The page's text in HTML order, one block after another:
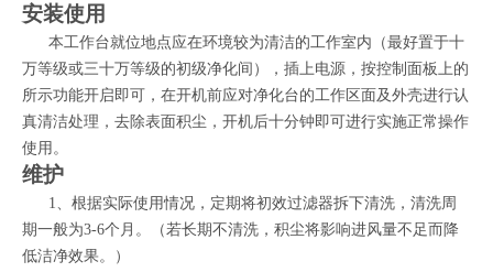
安装使用
本工作台就位地点应在环境较为清洁的工作室内（最好置于十
万等级或三十万等级的初级净化间），插上电源，按控制面板上的
所示功能开启即可，在开机前应对净化台的工作区面及外壳进行认
真清洁处理，去除表面积尘，开机后十分钟即可进行实施正常操作
使用。
维护
1
、根据实际使用情况，定期将初效过滤器拆下清洗，清洗周
期一般为3-6个月。（若长期不清洗，积尘将影响进风量不足而降
低洁净效果。）